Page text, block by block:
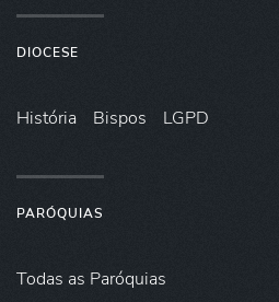
DIOCESE
História Bispos LGPD
PARÓQUIAS
Todas as Paróquias